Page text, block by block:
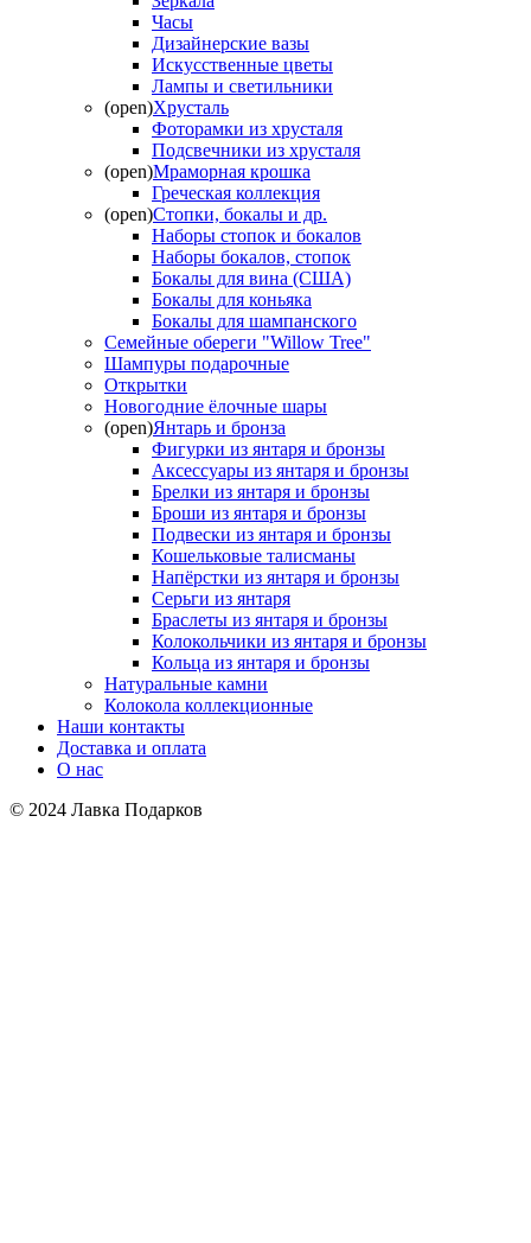
Часы
Дизайнерские вазы
Искусственные цветы
Лампы и светильники
(open)Хрусталь
Фоторамки из хрусталя
Подсвечники из хрусталя
(open)Мраморная крошка
Греческая коллекция
(open)Стопки, бокалы и др.
Наборы стопок и бокалов
Наборы бокалов, стопок
Бокалы для вина (США)
Бокалы для коньяка
Бокалы для шампанского
Семейные обереги "Willow Tree"
Шампуры подарочные
Открытки
Новогодние ёлочные шары
(open)Янтарь и бронза
Фигурки из янтаря и бронзы
Аксессуары из янтаря и бронзы
Брелки из янтаря и бронзы
Броши из янтаря и бронзы
Подвески из янтаря и бронзы
Кошельковые талисманы
Напёрстки из янтаря и бронзы
Серьги из янтаря
Браслеты из янтаря и бронзы
Колокольчики из янтаря и бронзы
Кольца из янтаря и бронзы
Натуральные камни
Колокола коллекционные
Наши контакты
Доставка и оплата
О нас
© 2024 Лавка Подарков